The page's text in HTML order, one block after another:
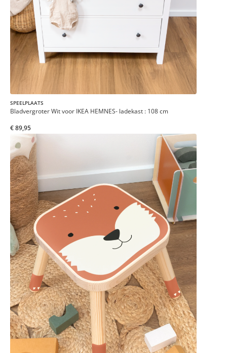
SPEELPLAATS
Bladvergroter Wit voor IKEA HEMNES- ladekast : 108 cm
€ 89,95